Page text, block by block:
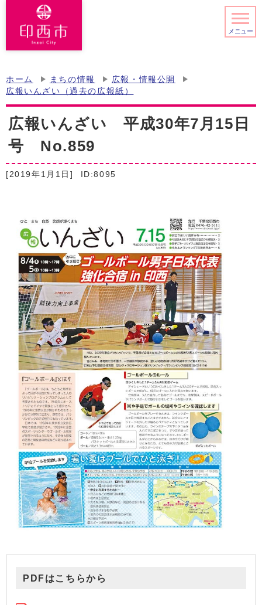
メニュー
ホーム まちの情報
広報・情報公開
広報いんざい（過去の広報紙）
広報いんざい 平成30年7月15日
号 No.859
[2019年1月1日] ID:8095
PDFはこちらから